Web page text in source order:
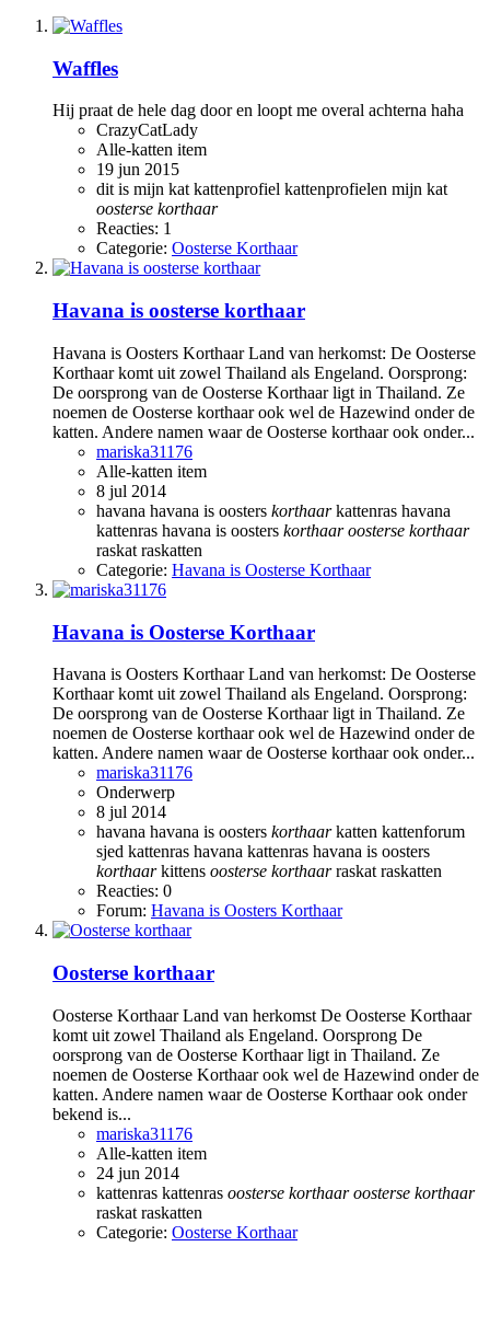
Waffles
Hij praat de hele dag door en loopt me overal achterna haha
CrazyCatLady
Alle-katten item
19 jun 2015
dit is mijn katkattenprofiel kattenprofielen mijn kat
oosterse korthaar
Reacties: 1
Categorie: Oosterse Korthaar
Havana is oosterse korthaar
Havana is Oosters Korthaar Land van herkomst: De Oosterse
Korthaar komt uit zowel Thailand als Engeland. Oorsprong:
De oorsprong van de Oosterse Korthaar ligt in Thailand. Ze
noemen de Oosterse korthaar ook wel de Hazewind onder de
katten. Andere namen waar de Oosterse korthaar ook onder...
mariska31176
Alle-katten item
8 jul 2014
havana havana is oosters korthaar kattenras havana
kattenras havana is oosters korthaar oosterse korthaar
raskat raskatten
Categorie: Havana is Oosterse Korthaar
Havana is Oosterse Korthaar
Havana is Oosters Korthaar Land van herkomst: De Oosterse
Korthaar komt uit zowel Thailand als Engeland. Oorsprong:
De oorsprong van de Oosterse Korthaar ligt in Thailand. Ze
noemen de Oosterse korthaar ook wel de Hazewind onder de
katten. Andere namen waar de Oosterse korthaar ook onder...
mariska31176
Onderwerp
8 jul 2014
havana havana is oosters korthaar katten kattenforum
sjed kattenras havana kattenras havana is oosters
korthaar kittens oosterse korthaar raskat raskatten
Reacties: 0
Forum: Havana is Oosters Korthaar
Oosterse korthaar
Oosterse Korthaar Land van herkomst De Oosterse Korthaar
komt uit zowel Thailand als Engeland. Oorsprong De
oorsprong van de Oosterse Korthaar ligt in Thailand. Ze
noemen de Oosterse Korthaar ook wel de Hazewind onder de
katten. Andere namen waar de Oosterse Korthaar ook onder
bekend is...
mariska31176
Alle-katten item
24 jun 2014
kattenras kattenras oosterse korthaar oosterse korthaar
raskat raskatten
Categorie: Oosterse Korthaar